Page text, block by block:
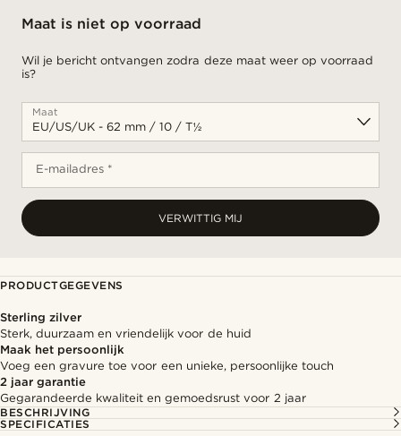
Maat is niet op voorraad
Wil je bericht ontvangen zodra deze maat weer op voorraad
is?
Maat
E-mailadres *
VERWITTIG MIJ
PRODUCTGEGEVENS
Sterling zilver
Sterk, duurzaam en vriendelijk voor de huid
Maak het persoonlijk
Voeg een gravure toe voor een unieke, persoonlijke touch
2 jaar garantie
Gegarandeerde kwaliteit en gemoedsrust voor 2 jaar
BESCHRIJVING
SPECIFICATIES